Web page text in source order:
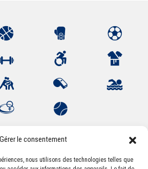
Gérer le consentement
nous utilisons des technologies telles que